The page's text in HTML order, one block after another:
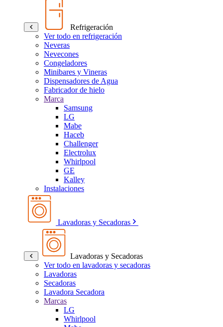
Refrigeración
Ver todo en refrigeración
Neveras
Nevecones
Congeladores
Minibares y Vineras
Dispensadores de Agua
Fabricador de hielo
Marca
Samsung
LG
Mabe
Haceb
Challenger
Electrolux
Whirlpool
GE
Kalley
Instalaciones
Lavadoras y Secadoras
Lavadoras y Secadoras
Ver todo en lavadoras y secadoras
Lavadoras
Secadoras
Lavadora Secadora
Marcas
LG
Whirlpool